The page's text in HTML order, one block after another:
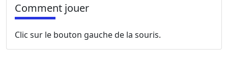
Comment jouer
Clic sur le bouton gauche de la souris.